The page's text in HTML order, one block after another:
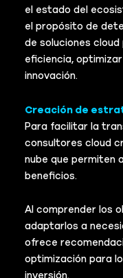
el estado del
el propósito de
de soluciones cloud
eficiencia,
innovación.
Creación de
Para facilitar la
consultores cloud
nube que permiten
beneficios.
Al comprender los
adaptarlos a
ofrece
optimización para
inversión.